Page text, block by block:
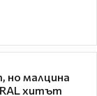
но малцина
хитът